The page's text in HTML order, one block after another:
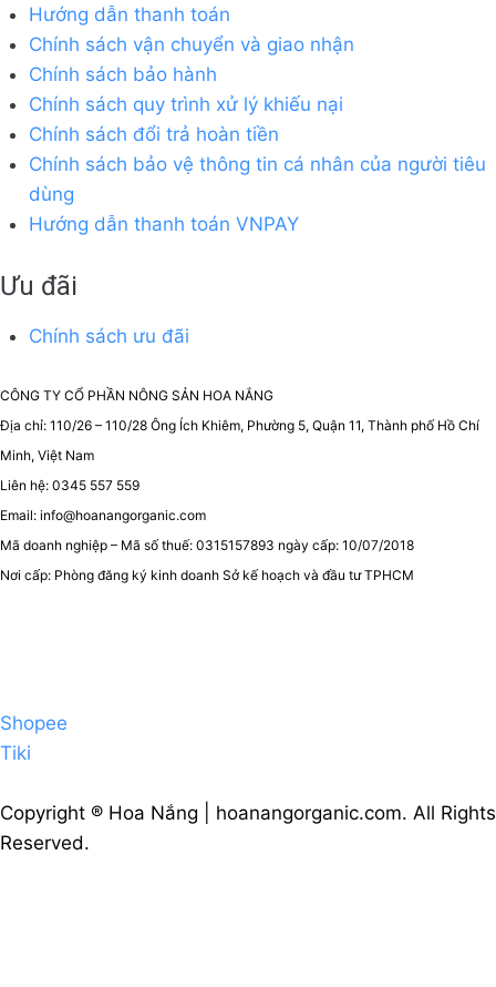
Hướng dẫn thanh toán
Chính sách vận chuyển và giao nhận
Chính sách bảo hành
Chính sách quy trình xử lý khiếu nại
Chính sách đổi trả hoàn tiền
Chính sách bảo vệ thông tin cá nhân của người tiêu
dùng
Hướng dẫn thanh toán VNPAY
Ưu đãi
Chính sách ưu đãi
CÔNG TY CỔ PHẦN NÔNG SẢN HOA NẮNG
Địa chỉ: 110/26 – 110/28 Ông Ích Khiêm, Phường 5, Quận 11, Thành phố Hồ Chí
Minh, Việt Nam
Liên hệ: 0345 557 559
Email: info@hoanangorganic.com
Mã doanh nghiệp – Mã số thuế: 0315157893 ngày cấp: 10/07/2018
Nơi cấp: Phòng đăng ký kinh doanh Sở kế hoạch và đầu tư TPHCM
Shopee
Tiki
Copyright ® Hoa Nắng | hoanangorganic.com. All Rights
Reserved.